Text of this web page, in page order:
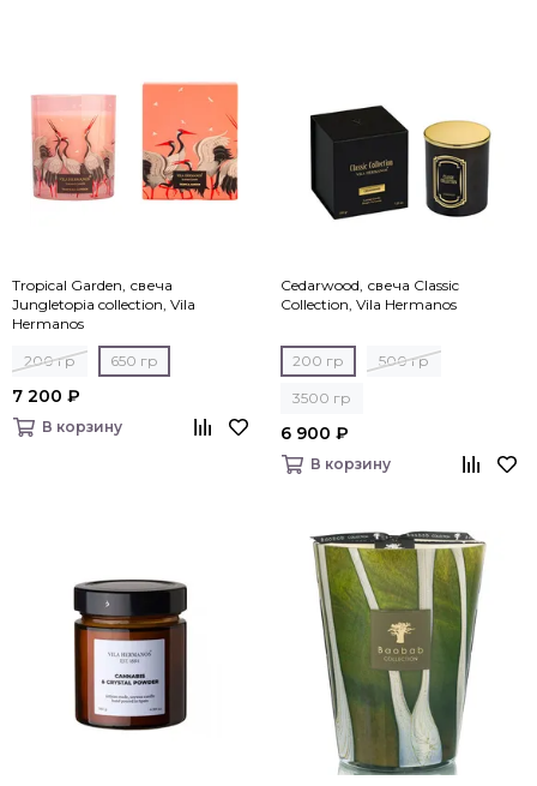
Tropical Garden, свеча
Jungletopia collection, Vila
Hermanos
200 гр 650 гр
7 200 ₽
В корзину
Cedarwood, свеча Classic
Collection, Vila Hermanos
200 гр 500 гр
3500 гр
6 900 ₽
В корзину